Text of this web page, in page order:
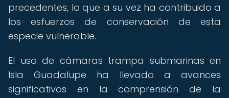
precedentes, lo que a su vez ha contribuido a
los esfuerzos de conservación de esta
especie vulnerable.
El uso de cámaras trampa submarinas en
Isla Guadalupe ha llevado a avances
significativos en la comprensión de la